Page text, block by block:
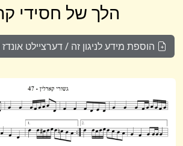
הלך של חסידי
הוספת מידע לניגון זה / דערציילט אונדז